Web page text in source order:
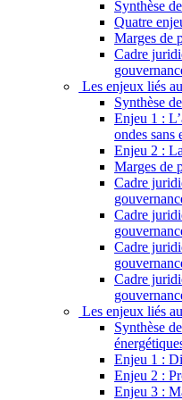
Synthèse
Quatre
Marges de
Cadre
Les enjeux liés
Synthèse
Enjeu 1 :
ondes sans
Enjeu 2 :
Marges de
Cadre
Cadre
Cadre
Cadre
Les enjeux liés
Synthèse
Enjeu 1 :
Enjeu 2 :
Enjeu 3 :